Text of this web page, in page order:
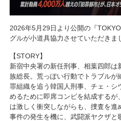
2026年5月29日より公開の『
グルが小道具協力させていただきま
【STORY】
新宿中央署の新任刑事、相葉四郎は
族総長。荒っぽい行動でトラブルが
罪組織を追う韓国人刑事、チェ・シ
めるために即席コンビを結成するが
は激しく衝突しながらも、捜査を進
事件の発生を機に、武闘派ヤクザと